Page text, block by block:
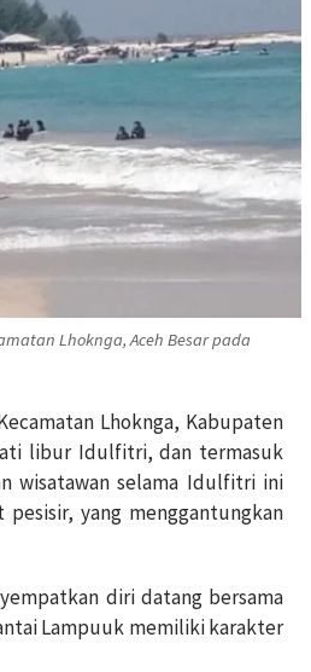
Lhoknga, Aceh Besar pada
Lhoknga, Kabupaten
libur Idulfitri, dan termasuk
wisatawan selama Idulfitri ini
yang menggantungkan
diri datang bersama
Lampuuk memiliki karakter